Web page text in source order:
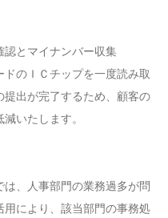
認とマイナンバー収集
のＩＣチップを一度読み取
提出が完了するため、顧客の
いたします。
、人事部門の業務過多が問
により、該当部門の事務処